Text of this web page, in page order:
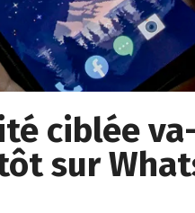
ciblée
sur